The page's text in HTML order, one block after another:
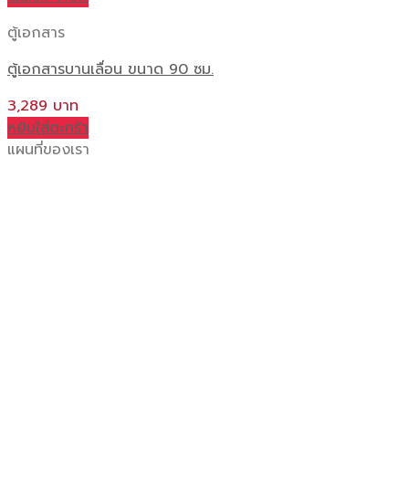
ตู้เอกสาร
ตู้เอกสารบานเลื่อน ขนาด 90 ซม.
3,289
หยิบใส่ตะกร้า
แผนที่ของเรา